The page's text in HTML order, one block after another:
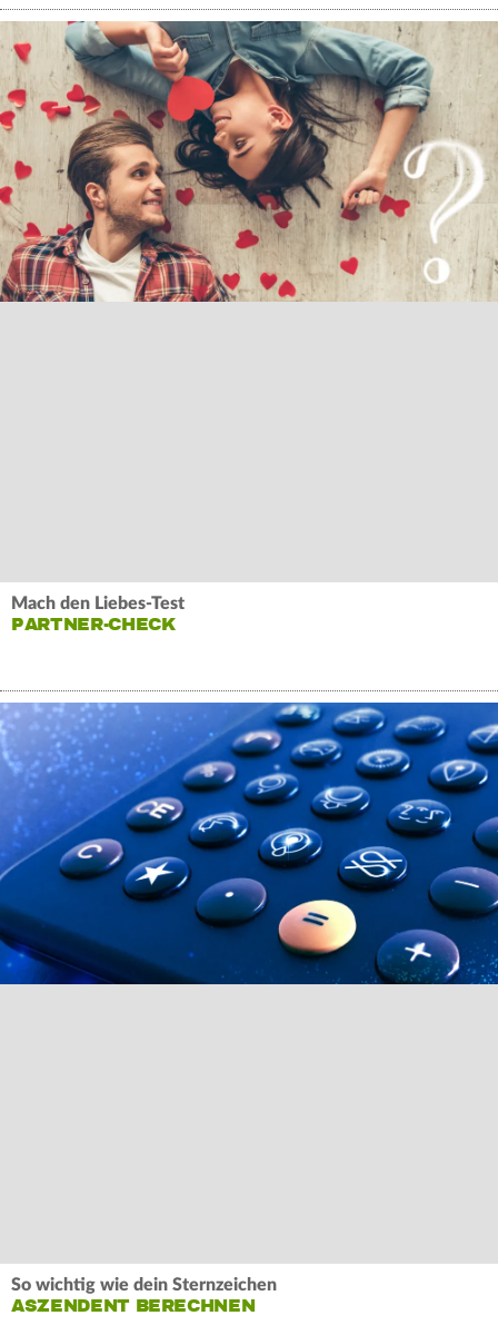
Mach den Liebes-Test
PARTNER-CHECK
So wichtig wie dein Sternzeichen
ASZENDENT BERECHNEN